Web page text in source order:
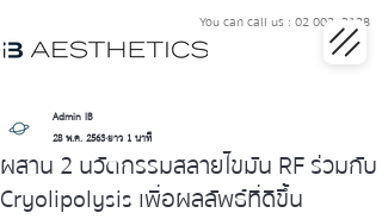
You can call us : 02 002 3128
ผสาน 2 นวัตกรรมสลายไขมัน RF ร่วมกับ
Cryolipolysis เพื่อผลลัพธ์ที่ดีขึ้น
Admin IB
28 พ.ค. 2563ยาว 1 นาที